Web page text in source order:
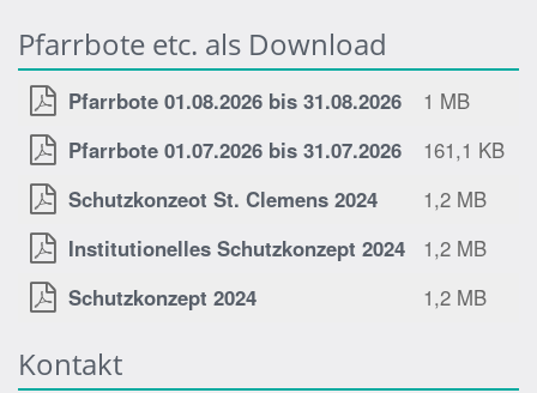
Pfarrbote etc. als Download
Pfarrbote 01.08.2026 bis 31.08.2026
1 MB
Pfarrbote 01.07.2026 bis 31.07.2026
161,1 KB
Schutzkonzeot St. Clemens 2024
1,2 MB
Institutionelles Schutzkonzept 2024
1,2 MB
Schutzkonzept 2024
1,2 MB
Kontakt